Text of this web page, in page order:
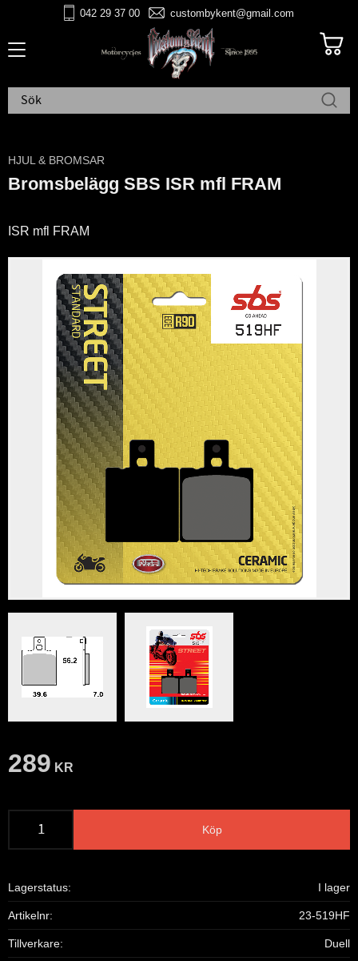
042 29 37 00 custombykent@gmail.com
HJUL & BROMSAR
Bromsbelägg SBS ISR mfl FRAM
ISR mfl FRAM
289 KR
Köp
Lagerstatus I lager
Artikelnr 23-519HF
Tillverkare Duell